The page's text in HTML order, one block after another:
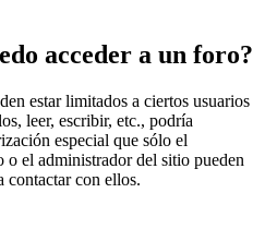
acceder a un foro?
estar limitados a ciertos usuarios
leer, escribir, etc., podría
especial que sólo el
o el administrador del sitio pueden
contactar con ellos.